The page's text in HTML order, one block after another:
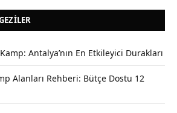
Antalya’nın En Etkileyici Durakları
Alanları Rehberi: Bütçe Dostu 12